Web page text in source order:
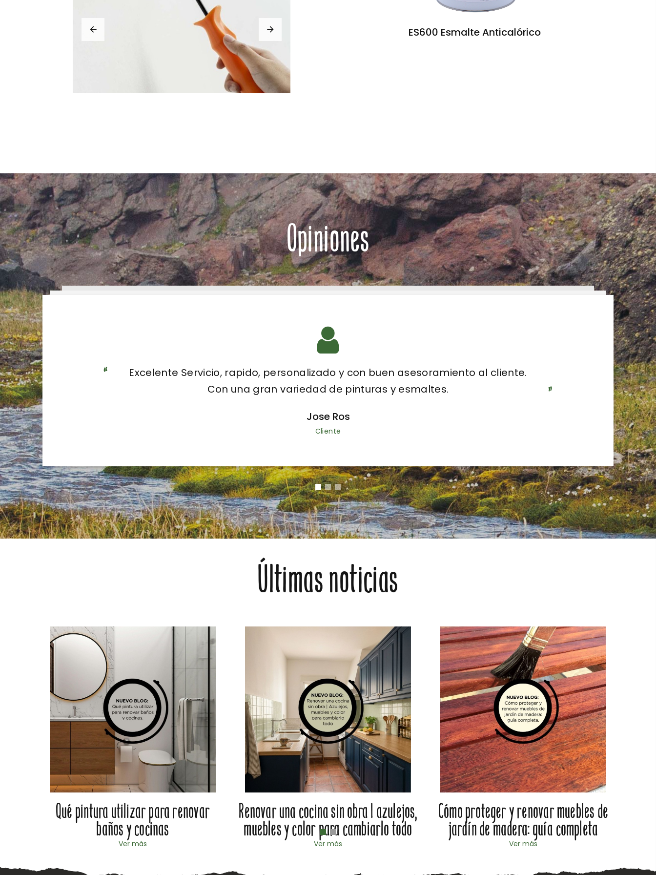
ES600 Esmalte Anticalórico
Opiniones
Visita muy amena y los responsables muy amables en todo momento.
Cliente
Últimas noticias
Qué pintura utilizar para renovar
baños y cocinas
Ver más
Renovar una cocina sin obra | azulejos,
muebles y color para cambiarlo todo
Ver más
Cómo proteger y renovar muebles de
jardín de madera: guía completa
Ver más